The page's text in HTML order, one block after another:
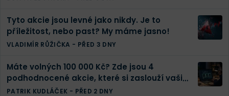
Tyto akcie jsou levné jako nikdy. Je to
příležitost, nebo past? My máme jasno!
VLADIMÍR RŮŽIČKA - PŘED 3 DNY
Máte volných 100 000 Kč? Zde jsou 4
podhodnocené akcie, které si zaslouží vaši
pozornost
PATRIK KUDLÁČEK - PŘED 2 DNY